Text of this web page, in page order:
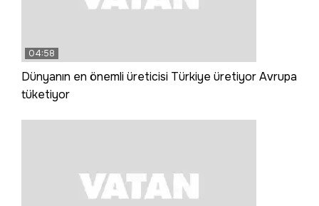
04:58
Dünyanın en önemli üreticisi Türkiye üretiyor Avrupa
tüketiyor